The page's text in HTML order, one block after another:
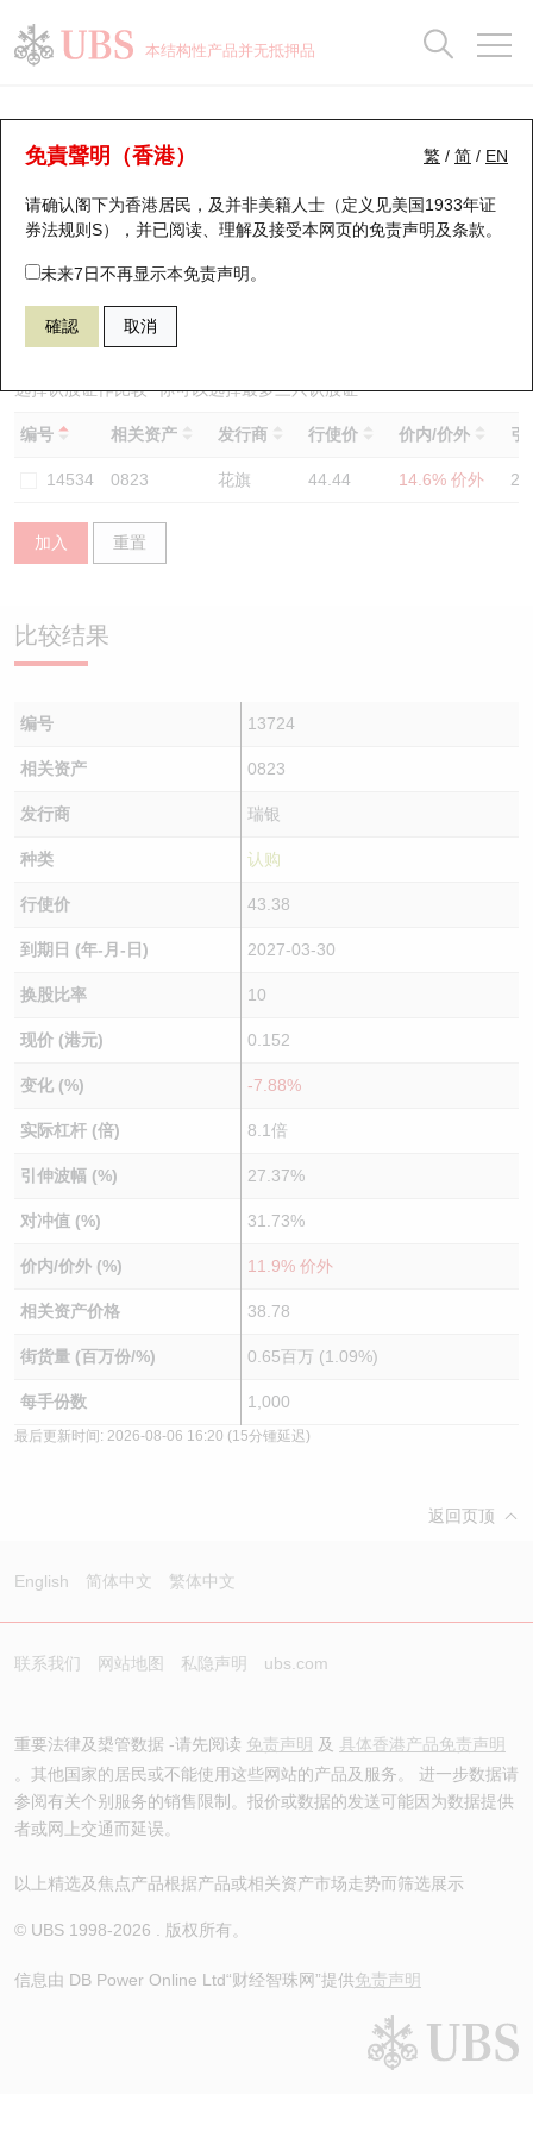
本结构性产品并无抵押品
繁 / 简 / EN
免責聲明（香港）
请确认阁下为香港居民，及并非美籍人士（定义见美国1933年证
券法规则S），并已阅读、理解及接受本网页的免责声明及条款。
未来7日不再显示本免责声明。
確認 取消
认股证分析仪
表现 街货统计 比较
13724 瑞银认购 0823 领展房产基金
选择认股证作比较*你可以选择最多三只认股证
编号 相关资产 发行商 行使价 价内/价外 引
14534 0823 花旗 44.44 14.6% 价外
加入 重置
比较结果
编号 13724
相关资产 0823
发行商 瑞银
种类 认购
行使价 43.38
到期日 (年-月-日) 2027-03-30
换股比率 10
现价 (港元) 0.152
变化 (%) -7.88%
实际杠杆 (倍) 8.1倍
引伸波幅 (%) 27.37%
对冲值 (%) 31.73%
价内/价外 (%) 11.9% 价外
相关资产价格 38.78
街货量 (百万份/%) 0.65百万 (1.09%)
每手份数 1,000
最后更新时间: 2026-08-06 16:20 (15分锺延迟)
返回页顶
English 简体中文 繁体中文
联系我们 网站地图 私隐声明 ubs.com
重要法律及槼管数据 -请先阅读 免责声明 及 具体香港产品免责声明
。其他国家的居民或不能使用这些网站的产品及服务。 进一步数据请
参阅有关个别服务的销售限制。报价或数据的发送可能因为数据提供
者或网上交通而延误。
以上精选及焦点产品根据产品或相关资产市场走势而筛选展示
© UBS 1998-2026 . 版权所有。
信息由 DB Power Online Ltd“财经智珠网”提供免责声明
瑞银认股证一览
新发行瑞银认股证
即将到期认股证
认股证到期结算价查找
认股证分析仪
认股证速算机
认股证/牛熊证日志
认股证文件及公告
街货统计
比较
牛熊全景快搜
牛熊证搜寻
牛熊证街货分布图
正股牛熊证列表
新发行瑞银牛熊证
已收回牛熊证剩余价值
牛熊证到期结算价查找
牛熊证分析仪
牛熊证文件及公告 (瑞信)
街货统计
比较
十大升幅/跌幅
十大认股证成交分布
十天股证占大市成交
资金流
街货统计
三十大平均引伸波幅
正股分析仪
二十大活跃股份
恒指成份股
国指成份股
科指成份股
相关资产沽空
中资ETFs溢价比较
AH 股价对照
收市竞价变化
持股比重
显示所有持股比重
每月轮证大市专题
轮证专栏
讲座及教育短片
认股证投资者教育
牛熊证投资者教育
认股证牛熊证常问问题